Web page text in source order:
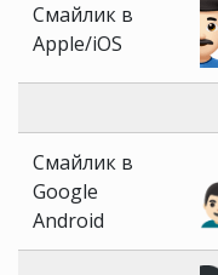
Смайлик в
Apple/iOS
Смайлик в
Google
Android